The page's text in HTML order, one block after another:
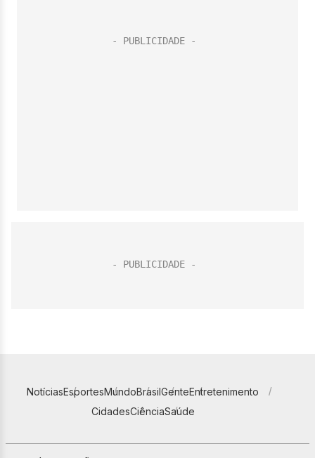
NotíciasEsportesMundoBrasilGenteEntretenimento
CidadesCiênciaSaúde